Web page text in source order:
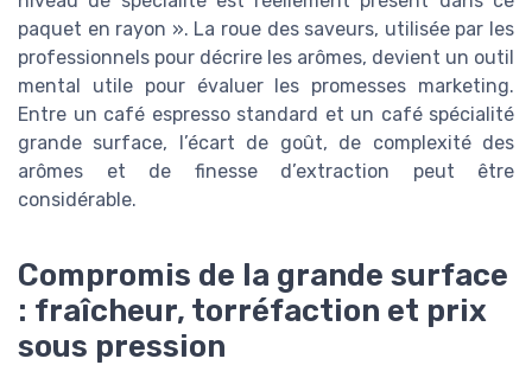
paquet en rayon ». La roue des saveurs, utilisée par les
professionnels pour décrire les arômes, devient un outil
mental utile pour évaluer les promesses marketing.
Entre un café espresso standard et un café spécialité
grande surface, l’écart de goût, de complexité des
arômes et de finesse d’extraction peut être
considérable.
Compromis de la grande surface
: fraîcheur, torréfaction et prix
sous pression